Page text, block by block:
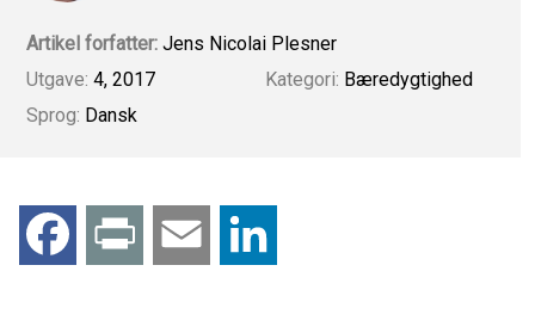
Artikel forfatter: Jens Nicolai Plesner
Utgave: 4, 2017
Sprog: Dansk
Kategori: Bæredygtighed